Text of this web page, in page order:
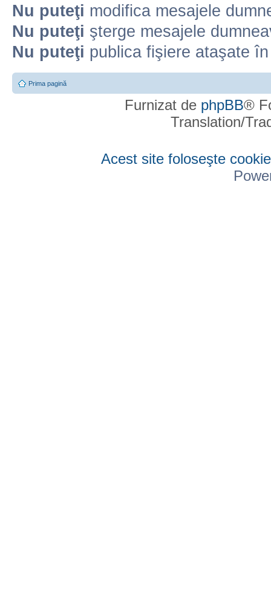
Nu puteţi modifica mesajele
Nu puteţi şterge mesajele
Nu puteţi publica fişiere ataşate
Prima pagină
Furnizat de phpBB®
Translation/
Acest site foloseşte